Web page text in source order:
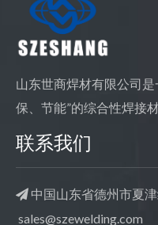
山东世商焊材有限公司
保、节能”的综合性焊接
联系我们
 中国山东省德州市夏
sales@szewelding.com